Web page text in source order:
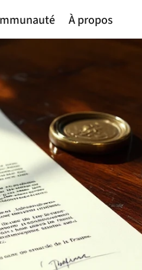
À propos